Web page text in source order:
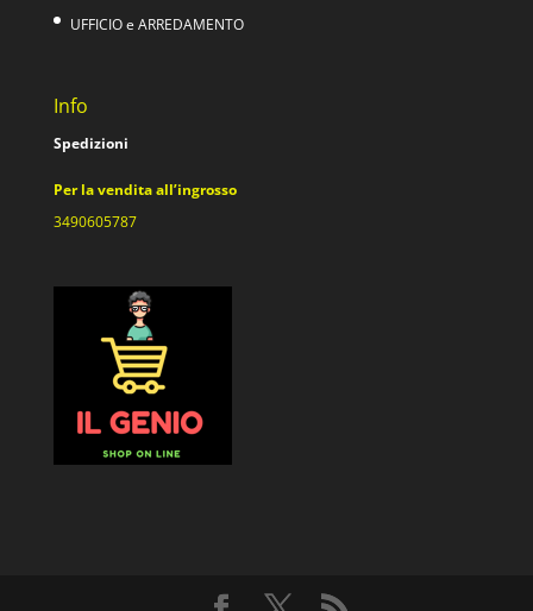
UFFICIO e ARREDAMENTO
Info
Spedizioni
Per la vendita all’ingrosso
3490605787